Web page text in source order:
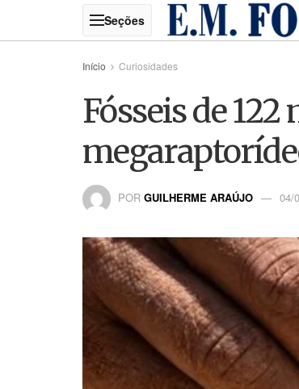
Início Curiosidades
Fósseis de
POR GUILHERME ARAÚJO 04/